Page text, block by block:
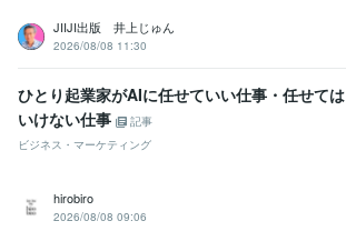
JIIJI出版 井上じゅん
2026/08/08 11:30
ひとり起業家がAIに任せていい仕事・任せては
いけない仕事
記事
ビジネス・マーケティング
hirobiro
2026/08/08 09:06